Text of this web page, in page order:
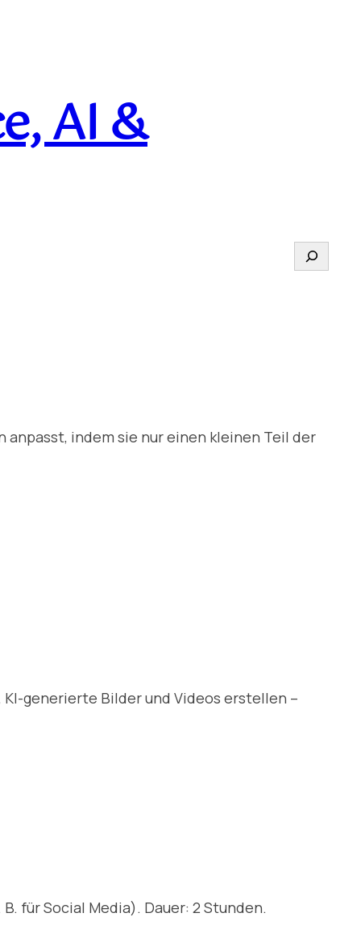
AI &
Suchen
indem sie nur einen kleinen Teil der
generierte Bilder und Videos erstellen –
für Social Media). Dauer: 2 Stunden.